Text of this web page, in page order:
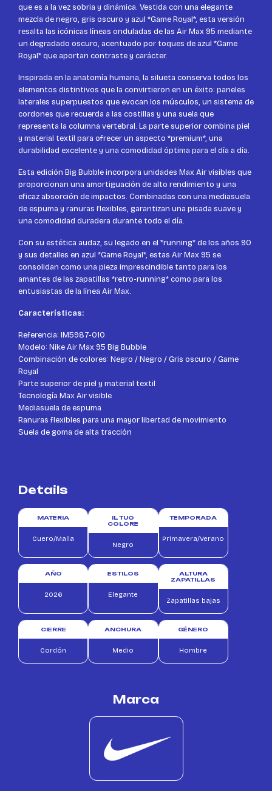
que es a la vez sobria y dinámica. Vestida con una elegante
mezcla de negro, gris oscuro y azul *Game Royal*, esta versión
resalta las icónicas líneas onduladas de las Air Max 95 mediante
un degradado oscuro, acentuado por toques de azul *Game
Royal* que aportan contraste y carácter.
Inspirada en la anatomía humana, la silueta conserva todos los
elementos distintivos que la convirtieron en un éxito: paneles
laterales superpuestos que evocan los músculos, un sistema de
cordones que recuerda a las costillas y una suela que
representa la columna vertebral. La parte superior combina piel
y material textil para ofrecer un aspecto *premium*, una
durabilidad excelente y una comodidad óptima para el día a día.
Esta edición Big Bubble incorpora unidades Max Air visibles que
proporcionan una amortiguación de alto rendimiento y una
eficaz absorción de impactos. Combinadas con una mediasuela
de espuma y ranuras flexibles, garantizan una pisada suave y
una comodidad duradera durante todo el día.
Con su estética audaz, su legado en el *running* de los años 90
y sus detalles en azul *Game Royal*, estas Air Max 95 se
consolidan como una pieza imprescindible tanto para los
amantes de las zapatillas *retro-running* como para los
entusiastas de la línea Air Max.
Características:
Referencia: IM5987-010
Modelo: Nike Air Max 95 Big Bubble
Combinación de colores: Negro / Negro / Gris oscuro / Game
Royal
Parte superior de piel y material textil
Tecnología Max Air visible
Mediasuela de espuma
Ranuras flexibles para una mayor libertad de movimiento
Suela de goma de alta tracción
Details
MATERIA
Cuero/Malla
IL TUO
COLORE
Negro
TEMPORADA
Primavera/Verano
AÑO
2026
ESTILOS
Elegante
ALTURA
ZAPATILLAS
Zapatillas bajas
CIERRE
Cordón
ANCHURA
Medio
GÉNERO
Hombre
Marca